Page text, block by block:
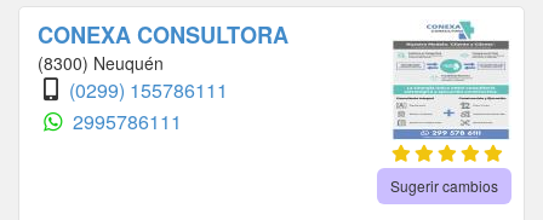
CONEXA CONSULTORA
(8300) Neuquén
(0299) 155786111
2995786111
Sugerir cambios